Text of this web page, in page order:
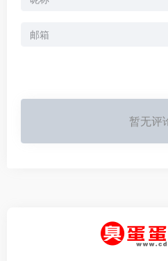
暂无评